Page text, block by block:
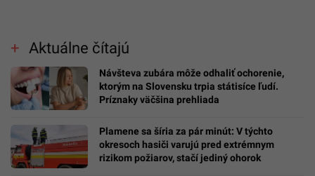
Aktuálne čítajú
Návšteva zubára môže odhaliť ochorenie,
ktorým na Slovensku trpia státisíce ľudí.
Príznaky väčšina prehliada
Plamene sa šíria za pár minút: V týchto
okresoch hasiči varujú pred extrémnym
rizikom požiarov, stačí jediný ohorok